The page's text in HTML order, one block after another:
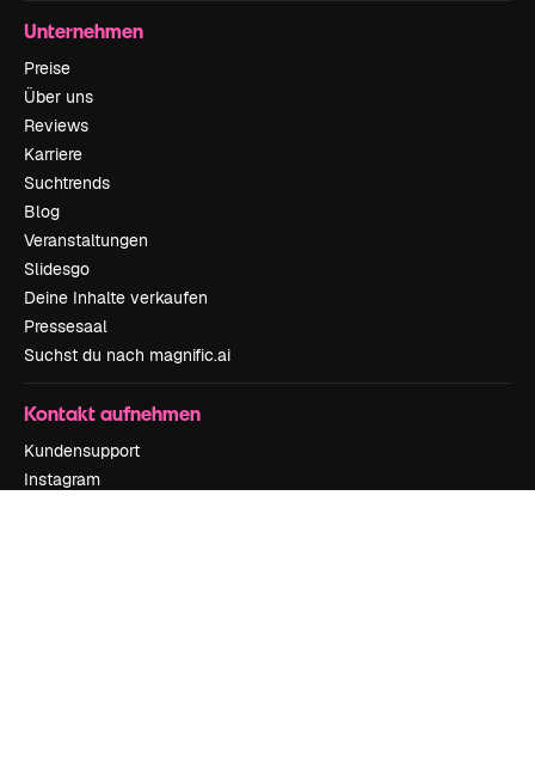
Unternehmen
Preise
Über uns
Reviews
Karriere
Suchtrends
Blog
Veranstaltungen
Slidesgo
Deine Inhalte verkaufen
Pressesaal
Suchst du nach magnific.ai
Kontakt aufnehmen
Kundensupport
Instagram